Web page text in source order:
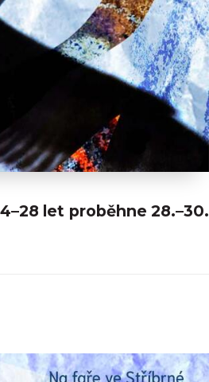
let proběhne 28.–30.